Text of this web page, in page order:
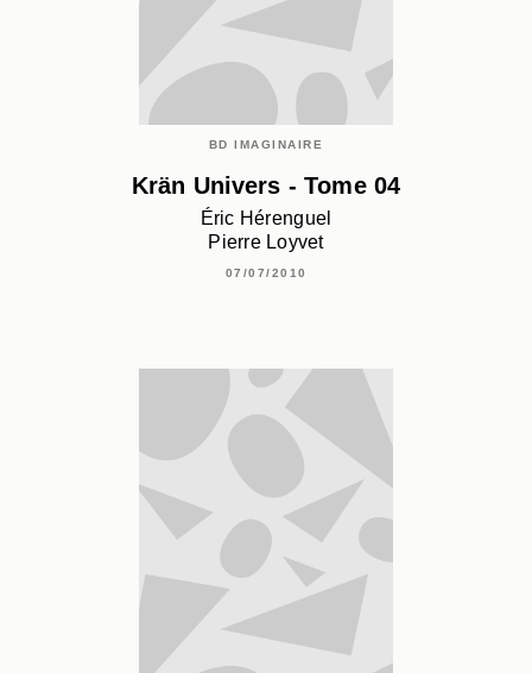
BD IMAGINAIRE
Krän Univers - Tome 04
Éric Hérenguel
Pierre Loyvet
07/07/2010